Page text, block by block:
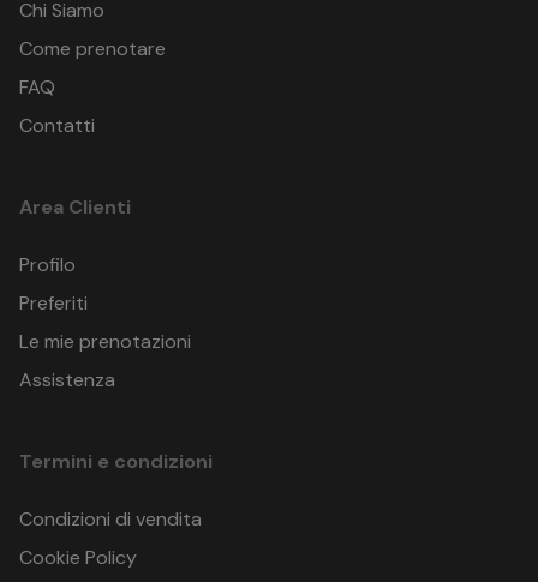
Chi Siamo
Come prenotare
FAQ
Contatti
Area Clienti
Profilo
Preferiti
Le mie prenotazioni
Assistenza
Termini e condizioni
Condizioni di vendita
Cookie Policy